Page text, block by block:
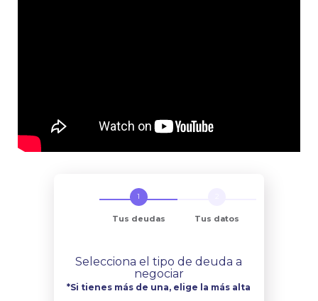
Tus deudas Tus datos
Selecciona el tipo de deuda a
negociar
*Si tienes más de una, elige la más alta